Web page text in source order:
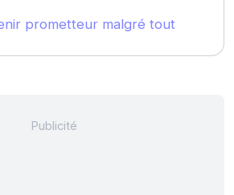
prometteur malgré tout